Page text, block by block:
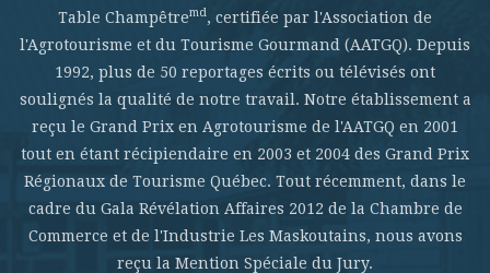
Table Champêtremd, certifiée par l'Association de
l'Agrotourisme et du Tourisme Gourmand (AATGQ). Depuis
1992, plus de 50 reportages écrits ou télévisés ont
soulignés la qualité de notre travail. Notre établissement a
reçu le Grand Prix en Agrotourisme de l'AATGQ en 2001
tout en étant récipiendaire en 2003 et 2004 des Grand Prix
Régionaux de Tourisme Québec. Tout récemment, dans le
cadre du Gala Révélation Affaires 2012 de la Chambre de
Commerce et de l'Industrie Les Maskoutains, nous avons
reçu la Mention Spéciale du Jury.